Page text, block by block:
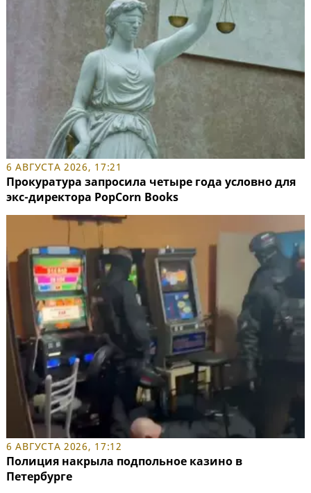
6 АВГУСТА 2026, 17:21
Прокуратура запросила четыре года условно для
экс-директора PopCorn Books
6 АВГУСТА 2026, 17:12
Полиция накрыла подпольное казино в
Петербурге